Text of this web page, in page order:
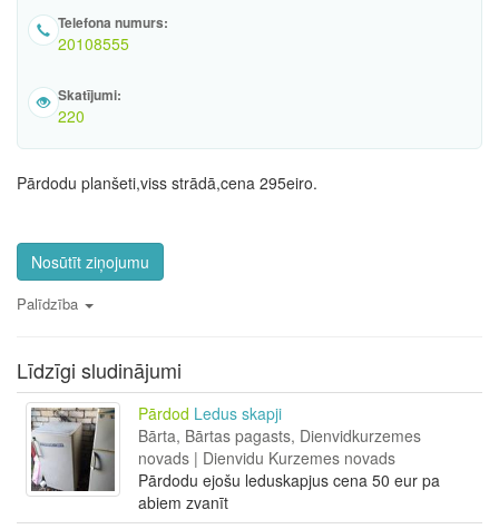
Telefona numurs:
20108555
Skatījumi:
220
Pārdodu planšeti,viss strādā,cena 295eiro.
Nosūtīt ziņojumu
Palīdzība
Līdzīgi sludinājumi
Pārdod Ledus skapji
Bārta, Bārtas pagasts, Dienvidkurzemes
novads | Dienvidu Kurzemes novads
Pārdodu ejošu leduskapjus cena 50 eur pa
abiem zvanīt